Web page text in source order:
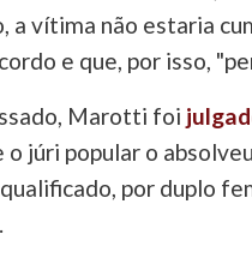
a vítima não estaria
e que, por isso,
Marotti foi
o júri popular o
por duplo